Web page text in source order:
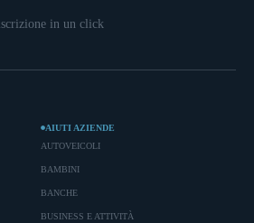
in un click
AIUTI AZIENDE
AUTOVEICOLI
BAMBINI
BANCHE
BUSINESS E ATTIVITÀ